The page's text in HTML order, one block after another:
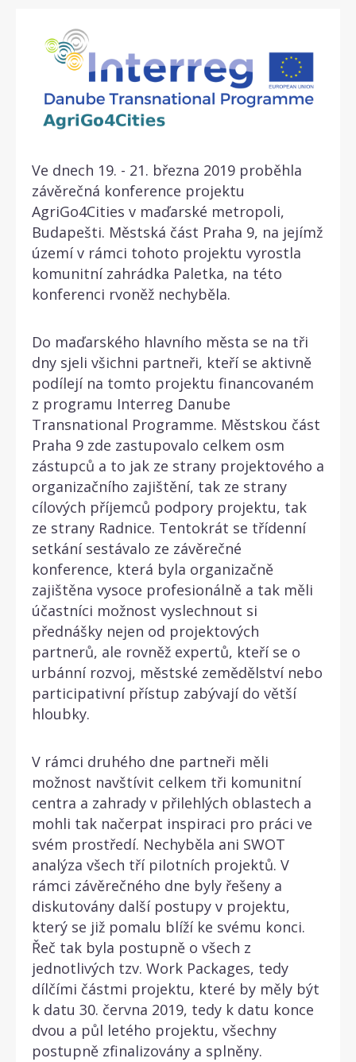
Ve dnech 19. - 21. března 2019 proběhla
závěrečná konference projektu
AgriGo4Cities v maďarské metropoli,
Budapešti. Městská část Praha 9, na jejímž
území v rámci tohoto projektu vyrostla
komunitní zahrádka Paletka, na této
konferenci rvoněž nechyběla.
Do maďarského hlavního města se na tři
dny sjeli všichni partneři, kteří se aktivně
podílejí na tomto projektu financovaném
z programu Interreg Danube
Transnational Programme. Městskou část
Praha 9 zde zastupovalo celkem osm
zástupců a to jak ze strany projektového a
organizačního zajištění, tak ze strany
cílových příjemců podpory projektu, tak
ze strany Radnice. Tentokrát se třídenní
setkání sestávalo ze závěrečné
konference, která byla organizačně
zajištěna vysoce profesionálně a tak měli
účastníci možnost vyslechnout si
přednášky nejen od projektových
partnerů, ale rovněž expertů, kteří se o
urbánní rozvoj, městské zemědělství nebo
participativní přístup zabývají do větší
hloubky.
V rámci druhého dne partneři měli
možnost navštívit celkem tři komunitní
centra a zahrady v přilehlých oblastech a
mohli tak načerpat inspiraci pro práci ve
svém prostředí. Nechyběla ani SWOT
analýza všech tří pilotních projektů. V
rámci závěrečného dne byly řešeny a
diskutovány další postupy v projektu,
který se již pomalu blíží ke svému konci.
Řeč tak byla postupně o všech z
jednotlivých tzv. Work Packages, tedy
dílčími částmi projektu, které by měly být
k datu 30. června 2019, tedy k datu konce
dvou a půl letého projektu, všechny
postupně zfinalizovány a splněny.